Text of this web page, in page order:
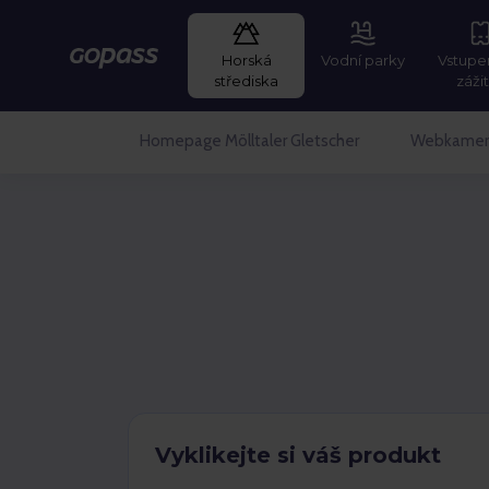
GOPASS
Horská
střediska
Vodní parky
Homepage Mölltaler Gletscher
Vyklikejte si váš produkt